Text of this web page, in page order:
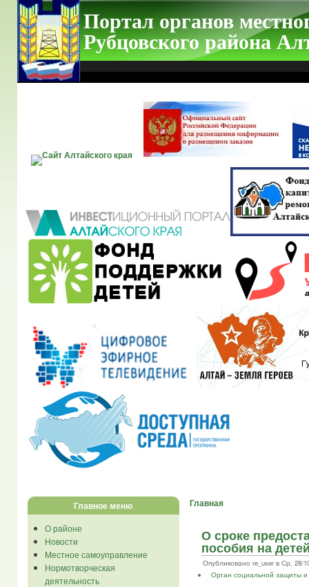
Портал органов
Рубцовского района
Главное меню
О районе
Новости
Местное самоуправление
Нормотворческая
деятельность
Главная
О сроке
пособия на
Опубликовано re_user в Ср, 28/
Орган социальной защиты